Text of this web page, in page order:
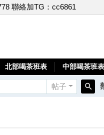
聯絡加TG：cc6861
北部喝茶班表 中部喝茶班表
帖子